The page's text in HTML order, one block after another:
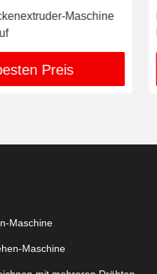
Maschine
Preis
Maschine
Maschine